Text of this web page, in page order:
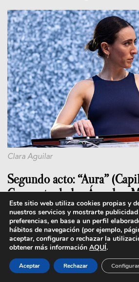
Clara Aguilar
Segundo acto: “Aura”
Convento de los Ángeles,
Una exploración sobre la
la resonancia de los espacios
puesta en escena minimalista
sonora envolvente, esta
juego sensorial que mezcla la
sonidos ambientales y
Este sitio web utiliza cookies propias y
nuestros servicios y mostrarte
preferencias, en base a un perfil
hábitos de navegación (por ejemplo,
aceptar, configurar o rechazar la
obtener más información AQUÍ.
Aceptar Rechazar